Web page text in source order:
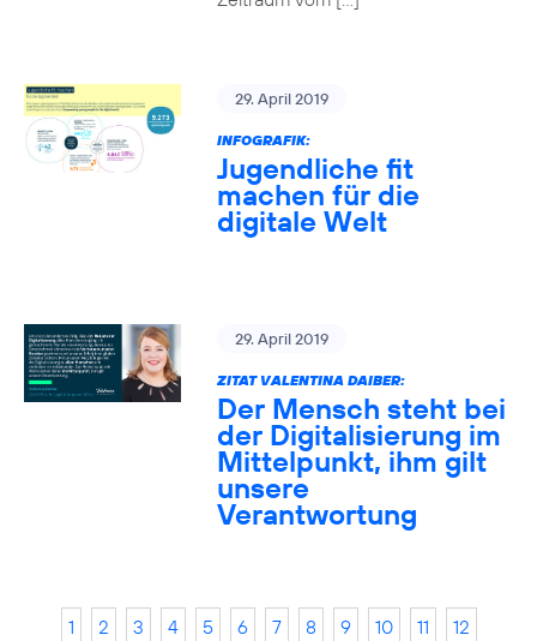
29. April 2019
INFOGRAFIK:
Jugendliche fit
machen für die
digitale Welt
29. April 2019
ZITAT VALENTINA DAIBER:
Der Mensch steht bei
der Digitalisierung im
Mittelpunkt, ihm gilt
unsere
Verantwortung
1 2 3 4 5 6 7 8 9 10 11
12